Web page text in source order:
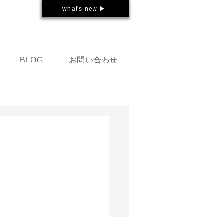
what's new ▶
BLOG お問い合わせ